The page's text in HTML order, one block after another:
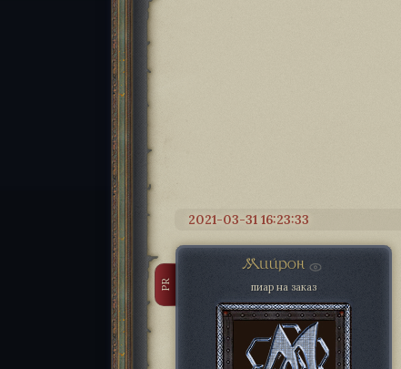
2021-03-31 16:23:33
Мийрон
PR пиар на заказ